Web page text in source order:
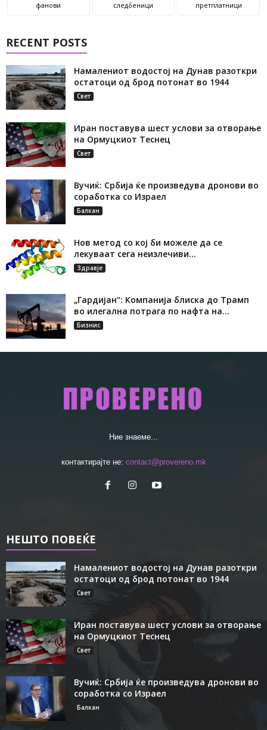
фанови следбеници претплатници
RECENT POSTS
Намалениот водостој на Дунав разоткри
остатоци од брод потонат во 1944
Свет
Иран поставува шест услови за отворање
на Ормуцкиот Теснец
Свет
Вучиќ: Србија ќе произведува дронови во
соработка со Израел
Балкан
Нов метод со кој би можеле да се
лекуваат сега неизлечиви...
Здравје
„Гардијан“: Компанија блиска до Трамп
во илегална потрага по нафта на...
Бизнис
Ние знаеме...
контактирајте не: contact@provereno.mk
НЕШТО ПОВЕЌЕ
Намалениот водостој на Дунав разоткри
остатоци од брод потонат во 1944
Свет
Иран поставува шест услови за отворање
на Ормуцкиот Теснец
Свет
Вучиќ: Србија ќе произведува дронови во
соработка со Израел
Балкан